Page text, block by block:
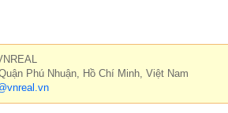
Phú Nhuận, Hồ Chí Minh, Việt Nam